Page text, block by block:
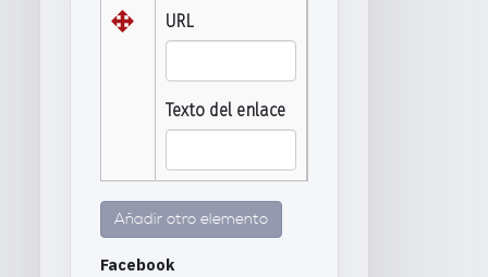
URL
Texto del enlace
Añadir otro elemento
Facebook